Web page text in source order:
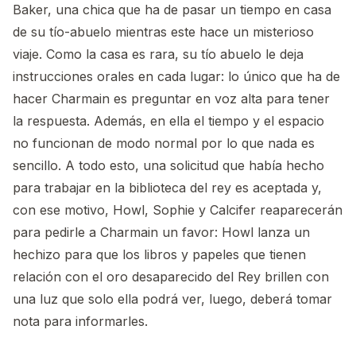
Baker, una chica que ha de pasar un tiempo en casa
de su tío-abuelo mientras este hace un misterioso
viaje. Como la casa es rara, su tío abuelo le deja
instrucciones orales en cada lugar: lo único que ha de
hacer Charmain es preguntar en voz alta para tener
la respuesta. Además, en ella el tiempo y el espacio
no funcionan de modo normal por lo que nada es
sencillo. A todo esto, una solicitud que había hecho
para trabajar en la biblioteca del rey es aceptada y,
con ese motivo, Howl, Sophie y Calcifer reaparecerán
para pedirle a Charmain un favor: Howl lanza un
hechizo para que los libros y papeles que tienen
relación con el oro desaparecido del Rey brillen con
una luz que solo ella podrá ver, luego, deberá tomar
nota para informarles.